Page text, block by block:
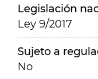
Legislación
Ley 9/2017
Sujeto a
No